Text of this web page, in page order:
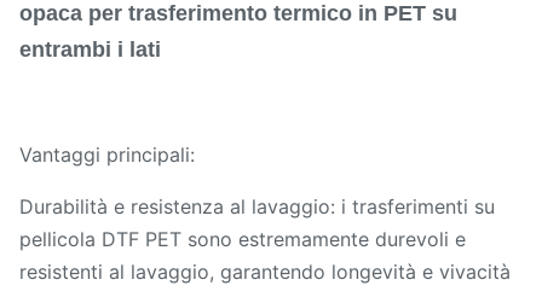
opaca per trasferimento termico in PET su
entrambi i lati
Vantaggi principali:
Durabilità e resistenza al lavaggio: i trasferimenti su
pellicola DTF PET sono estremamente durevoli e
resistenti al lavaggio, garantendo longevità e vivacità